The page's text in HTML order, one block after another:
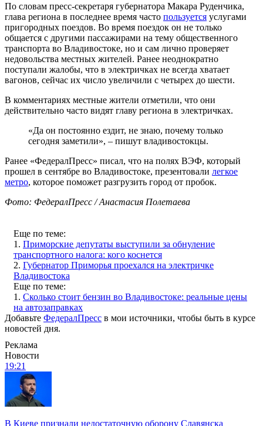
По словам пресс-секретаря губернатора Макара Руденчика,
глава региона в последнее время часто пользуется услугами
пригородных поездов. Во время поездок он не только
общается с другими пассажирами на тему общественного
транспорта во Владивостоке, но и сам лично проверяет
недовольства местных жителей. Ранее неоднократно
поступали жалобы, что в электричках не всегда хватает
вагонов, сейчас их число увеличили с четырех до шести.
В комментариях местные жители отметили, что они
действительно часто видят главу региона в электричках.
«Да он постоянно ездит, не знаю, почему только
сегодня заметили», – пишут владивостокцы.
Ранее «ФедералПресс» писал, что на полях ВЭФ, который
прошел в сентябре во Владивостоке, презентовали легкое
метро, которое поможет разгрузить город от пробок.
Фото: ФедералПресс / Анастасия Полетаева
Еще по теме:
1. Приморские депутаты выступили за обнуление
транспортного налога: кого коснется
2. Губернатор Приморья проехался на электричке
Владивостока
Еще по теме:
1. Сколько стоит бензин во Владивостоке: реальные цены
на автозаправках
Добавьте ФедералПресс в мои источники, чтобы быть в курсе
новостей дня.
Реклама
Новости
19:21
В Киеве признали недостаточную оборону Славянска